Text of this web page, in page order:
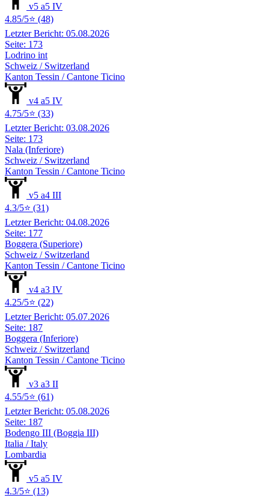
v5 a5 IV
4.85/5⭐ (48)
Letzter Bericht: 05.08.2026
Seite: 173
Lodrino int
Schweiz / Switzerland
Kanton Tessin / Cantone Ticino
v4 a5 IV
4.75/5⭐ (33)
Letzter Bericht: 03.08.2026
Seite: 173
Nala (Inferiore)
Schweiz / Switzerland
Kanton Tessin / Cantone Ticino
v5 a4 III
4.3/5⭐ (31)
Letzter Bericht: 04.08.2026
Seite: 177
Boggera (Superiore)
Schweiz / Switzerland
Kanton Tessin / Cantone Ticino
v4 a3 IV
4.25/5⭐ (22)
Letzter Bericht: 05.07.2026
Seite: 187
Boggera (Inferiore)
Schweiz / Switzerland
Kanton Tessin / Cantone Ticino
v3 a3 II
4.55/5⭐ (61)
Letzter Bericht: 05.08.2026
Seite: 187
Bodengo III (Boggia III)
Italia / Italy
Lombardia
v5 a5 IV
4.3/5⭐ (13)